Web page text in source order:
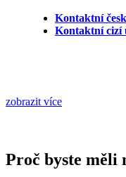
Kontaktní
Kontaktní cizí
zobrazit více
Proč byste